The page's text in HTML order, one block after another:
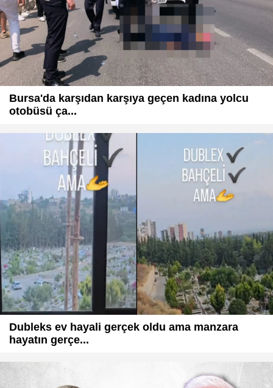
Bursa'da karşıdan karşıya geçen kadına yolcu
otobüsü ça...
Dubleks ev hayali gerçek oldu ama manzara
hayatın gerçe...